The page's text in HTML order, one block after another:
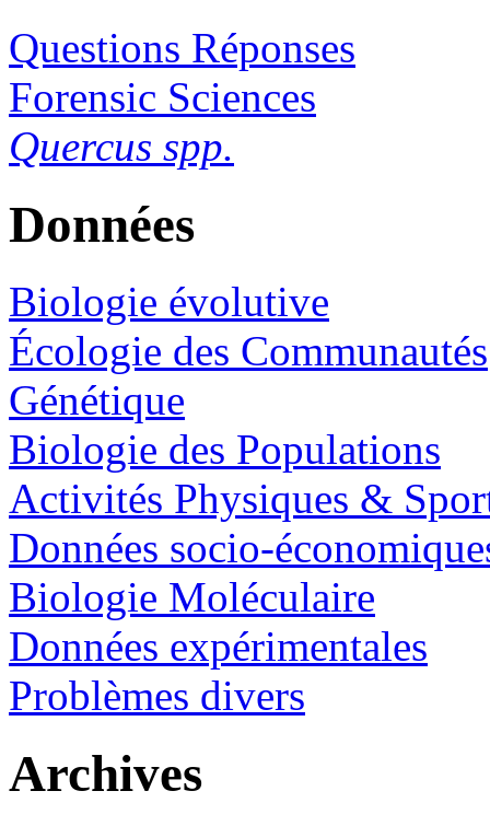
Questions Réponses
Forensic Sciences
Quercus spp.
Données
Biologie évolutive
Écologie des Communautés
Génétique
Biologie des Populations
Activités Physiques &
Données socio-
Biologie Moléculaire
Données expérimentales
Problèmes divers
Archives